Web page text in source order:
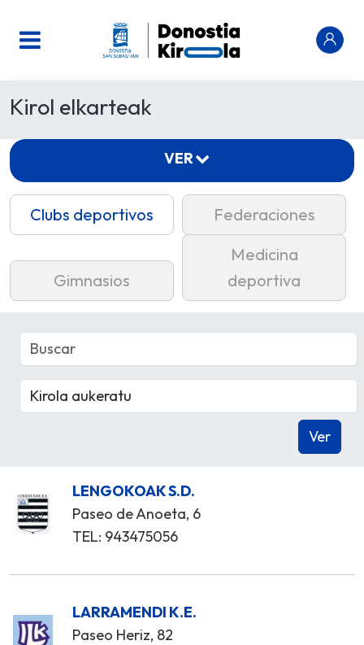
Kirol elkarteak
Clubs deportivos Federaciones
Gimnasios
Medicina
deportiva
LENGOKOAK S.D.
Paseo de Anoeta, 6
TEL: 943475056
LARRAMENDI K.E.
Paseo Heriz, 82
VER